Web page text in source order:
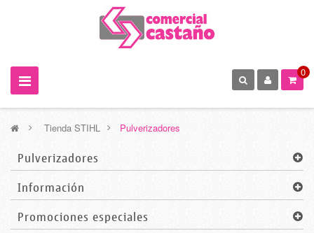
0
> Tienda STIHL > Pulverizadores
Pulverizadores
Información
Promociones especiales